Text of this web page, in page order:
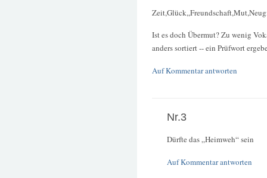
Ist es doch Übermut? Zu wenig
anders sortiert -- ein Prüfwort
Auf Kommentar antworten
Nr.3
Dürfte das „Heimweh“ sein
Auf Kommentar antworten